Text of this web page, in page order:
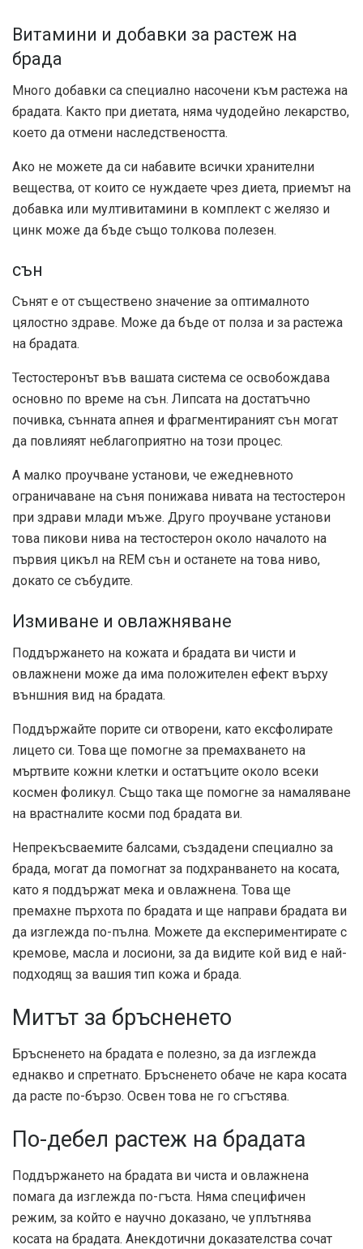
Витамини и добавки за растеж на
брада
Много добавки са специално насочени към растежа на
брадата. Както при диетата, няма чудодейно лекарство,
което да отмени наследствеността.
Ако не можете да си набавите всички хранителни
вещества, от които се нуждаете чрез диета, приемът на
добавка или мултивитамини в комплект с желязо и
цинк може да бъде също толкова полезен.
сън
Сънят е от съществено значение за оптималното
цялостно здраве. Може да бъде от полза и за растежа
на брадата.
Тестостеронът във вашата система се освобождава
основно по време на сън. Липсата на достатъчно
почивка, сънната апнея и фрагментираният сън могат
да повлияят неблагоприятно на този процес.
А малко проучване установи, че ежедневното
ограничаване на съня понижава нивата на тестостерон
при здрави млади мъже. Друго проучване установи
това пикови нива на тестостерон около началото на
първия цикъл на REM сън и останете на това ниво,
докато се събудите.
Измиване и овлажняване
Поддържането на кожата и брадата ви чисти и
овлажнени може да има положителен ефект върху
външния вид на брадата.
Поддържайте порите си отворени, като ексфолирате
лицето си. Това ще помогне за премахването на
мъртвите кожни клетки и остатъците около всеки
космен фоликул. Също така ще помогне за намаляване
на врастналите косми под брадата ви.
Непрекъсваемите балсами, създадени специално за
брада, могат да помогнат за подхранването на косата,
като я поддържат мека и овлажнена. Това ще
премахне пърхота по брадата и ще направи брадата ви
да изглежда по-пълна. Можете да експериментирате с
кремове, масла и лосиони, за да видите кой вид е най-
подходящ за вашия тип кожа и брада.
Митът за бръсненето
Бръсненето на брадата е полезно, за да изглежда
еднакво и спретнато. Бръсненето обаче не кара косата
да расте по-бързо. Освен това не го сгъстява.
По-дебел растеж на брадата
Поддържането на брадата ви чиста и овлажнена
помага да изглежда по-гъста. Няма специфичен
режим, за който е научно доказано, че уплътнява
косата на брадата. Анекдотични доказателства сочат